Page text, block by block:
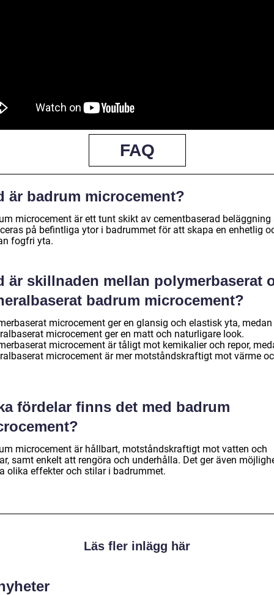
FAQ
är badrum microcement?
microcement är ett tunt skikt av cementbaserad beläggning
på befintliga ytor i badrummet för att skapa en enhetlig
fogfri yta.
är skillnaden mellan polymerbaserat
badrum microcement?
microcement ger en glansig och elastisk yta, medan
microcement ger en matt och naturligare look.
microcement är tåligt mot kemikalier och repor,
microcement är mer motståndskraftigt mot värme
fördelar finns det med badrum
microcement är hållbart, motståndskraftigt mot vatten och
samt enkelt att rengöra och underhålla. Det ger även
olika effekter och stilar i badrummet.
Läs fler inlägg här